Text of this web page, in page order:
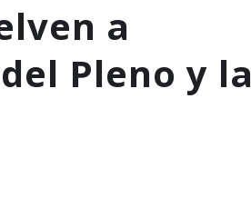
a
Pleno y la